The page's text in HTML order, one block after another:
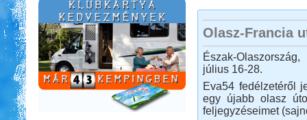
Kempingezzünk kicsikkel.
Olasz-Francia
Észak-
július 16-28.
Eva54 fedélzetéről
egy újabb olasz
feljegyzéseimet